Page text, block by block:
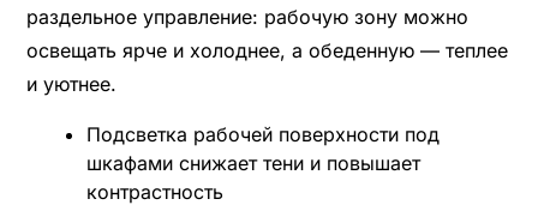
раздельное управление: рабочую зону можно
освещать ярче и холоднее, а обеденную — теплее
и уютнее.
Подсветка рабочей поверхности под
шкафами снижает тени и повышает
контрастность